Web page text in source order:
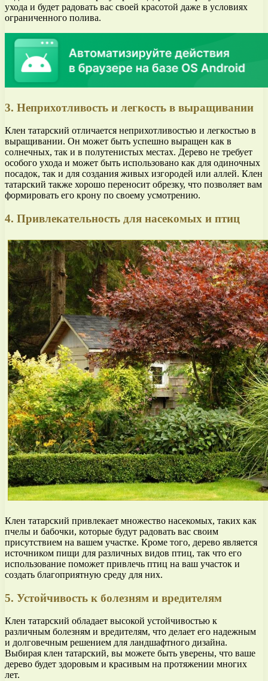
ухода и будет радовать вас своей красотой даже в условиях
ограниченного полива.
3. Неприхотливость и легкость в выращивании
Клен татарский отличается неприхотливостью и легкостью в
выращивании. Он может быть успешно выращен как в
солнечных, так и в полутенистых местах. Дерево не требует
особого ухода и может быть использовано как для одиночных
посадок, так и для создания живых изгородей или аллей. Клен
татарский также хорошо переносит обрезку, что позволяет вам
формировать его крону по своему усмотрению.
4. Привлекательность для насекомых и птиц
Клен татарский привлекает множество насекомых, таких как
пчелы и бабочки, которые будут радовать вас своим
присутствием на вашем участке. Кроме того, дерево является
источником пищи для различных видов птиц, так что его
использование поможет привлечь птиц на ваш участок и
создать благоприятную среду для них.
5. Устойчивость к болезням и вредителям
Клен татарский обладает высокой устойчивостью к
различным болезням и вредителям, что делает его надежным
и долговечным решением для ландшафтного дизайна.
Выбирая клен татарский, вы можете быть уверены, что ваше
дерево будет здоровым и красивым на протяжении многих
лет.